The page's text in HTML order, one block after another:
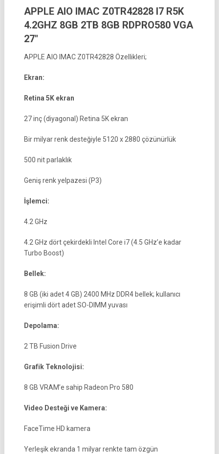
APPLE AIO IMAC Z0TR42828 I7 R5K
4.2GHZ 8GB 2TB 8GB RDPRO580 VGA
27″
APPLE AIO IMAC Z0TR42828 Özellikleri;
Ekran:
Retina 5K ekran
27 inç (diyagonal) Retina 5K ekran
Bir milyar renk desteğiyle 5120 x 2880 çözünürlük
500 nit parlaklık
Geniş renk yelpazesi (P3)
İşlemci:
4.2 GHz
4.2 GHz dört çekirdekli Intel Core i7 (4.5 GHz’e kadar
Turbo Boost)
Bellek:
8 GB (iki adet 4 GB) 2400 MHz DDR4 bellek; kullanıcı
erişimli dört adet SO-DIMM yuvası
Depolama:
2 TB Fusion Drive
Grafik Teknolojisi:
8 GB VRAM’e sahip Radeon Pro 580
Video Desteği ve Kamera:
FaceTime HD kamera
Yerleşik ekranda 1 milyar renkte tam özgün